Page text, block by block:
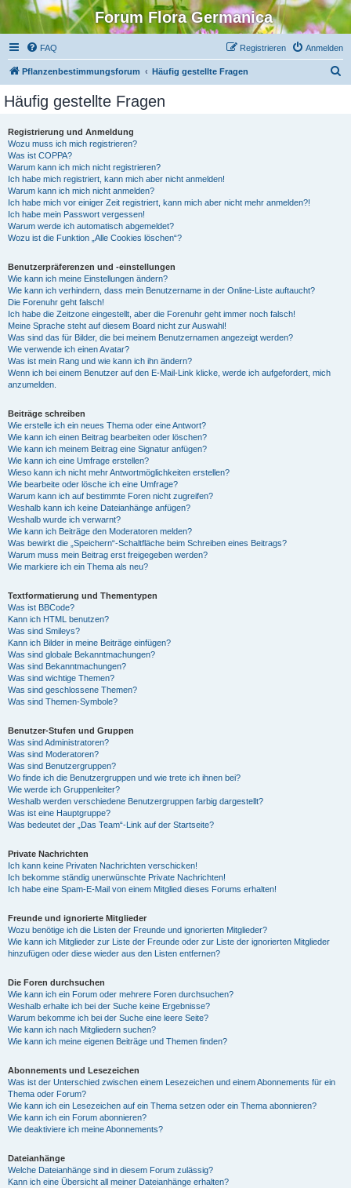
Forum Flora Germanica
FAQ Anmelden
Registrieren
Pflanzenbestimmungsforum Häufig gestellte Fragen
Häufig gestellte Fragen
Registrierung und Anmeldung
Wozu muss ich mich registrieren?
Was ist COPPA?
Warum kann ich mich nicht registrieren?
Ich habe mich registriert, kann mich aber nicht anmelden!
Warum kann ich mich nicht anmelden?
Ich habe mich vor einiger Zeit registriert, kann mich aber nicht mehr anmelden?!
Ich habe mein Passwort vergessen!
Warum werde ich automatisch abgemeldet?
Wozu ist die Funktion „Alle Cookies löschen“?
Benutzerpräferenzen und -einstellungen
Wie kann ich meine Einstellungen ändern?
Wie kann ich verhindern, dass mein Benutzername in der Online-Liste auftaucht?
Die Forenuhr geht falsch!
Ich habe die Zeitzone eingestellt, aber die Forenuhr geht immer noch falsch!
Meine Sprache steht auf diesem Board nicht zur Auswahl!
Was sind das für Bilder, die bei meinem Benutzernamen angezeigt werden?
Wie verwende ich einen Avatar?
Was ist mein Rang und wie kann ich ihn ändern?
Wenn ich bei einem Benutzer auf den E-Mail-Link klicke, werde ich aufgefordert, mich
anzumelden.
Beiträge schreiben
Wie erstelle ich ein neues Thema oder eine Antwort?
Wie kann ich einen Beitrag bearbeiten oder löschen?
Wie kann ich meinem Beitrag eine Signatur anfügen?
Wie kann ich eine Umfrage erstellen?
Wieso kann ich nicht mehr Antwortmöglichkeiten erstellen?
Wie bearbeite oder lösche ich eine Umfrage?
Warum kann ich auf bestimmte Foren nicht zugreifen?
Weshalb kann ich keine Dateianhänge anfügen?
Weshalb wurde ich verwarnt?
Wie kann ich Beiträge den Moderatoren melden?
Was bewirkt die „Speichern“-Schaltfläche beim Schreiben eines Beitrags?
Warum muss mein Beitrag erst freigegeben werden?
Wie markiere ich ein Thema als neu?
Textformatierung und Thementypen
Was ist BBCode?
Kann ich HTML benutzen?
Was sind Smileys?
Kann ich Bilder in meine Beiträge einfügen?
Was sind globale Bekanntmachungen?
Was sind Bekanntmachungen?
Was sind wichtige Themen?
Was sind geschlossene Themen?
Was sind Themen-Symbole?
Benutzer-Stufen und Gruppen
Was sind Administratoren?
Was sind Moderatoren?
Was sind Benutzergruppen?
Wo finde ich die Benutzergruppen und wie trete ich ihnen bei?
Wie werde ich Gruppenleiter?
Weshalb werden verschiedene Benutzergruppen farbig dargestellt?
Was ist eine Hauptgruppe?
Was bedeutet der „Das Team“-Link auf der Startseite?
Private Nachrichten
Ich kann keine Privaten Nachrichten verschicken!
Ich bekomme ständig unerwünschte Private Nachrichten!
Ich habe eine Spam-E-Mail von einem Mitglied dieses Forums erhalten!
Freunde und ignorierte Mitglieder
Wozu benötige ich die Listen der Freunde und ignorierten Mitglieder?
Wie kann ich Mitglieder zur Liste der Freunde oder zur Liste der ignorierten Mitglieder
hinzufügen oder diese wieder aus den Listen entfernen?
Die Foren durchsuchen
Wie kann ich ein Forum oder mehrere Foren durchsuchen?
Weshalb erhalte ich bei der Suche keine Ergebnisse?
Warum bekomme ich bei der Suche eine leere Seite?
Wie kann ich nach Mitgliedern suchen?
Wie kann ich meine eigenen Beiträge und Themen finden?
Abonnements und Lesezeichen
Was ist der Unterschied zwischen einem Lesezeichen und einem Abonnements für ein
Thema oder Forum?
Wie kann ich ein Lesezeichen auf ein Thema setzen oder ein Thema abonnieren?
Wie kann ich ein Forum abonnieren?
Wie deaktiviere ich meine Abonnements?
Dateianhänge
Welche Dateianhänge sind in diesem Forum zulässig?
Kann ich eine Übersicht all meiner Dateianhänge erhalten?